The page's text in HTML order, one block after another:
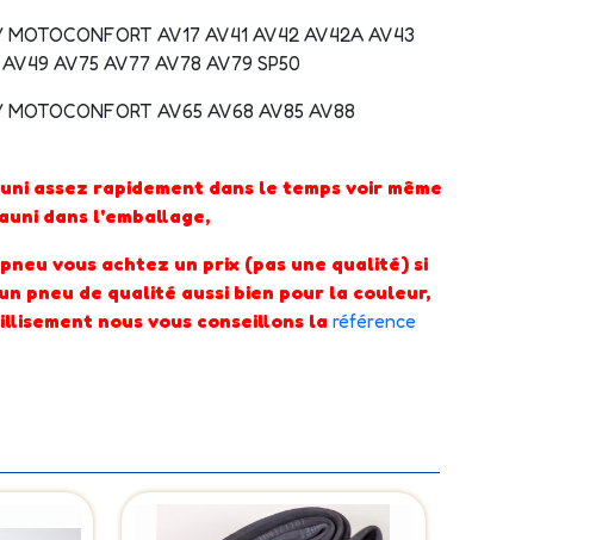
AV17 AV41 AV42 AV42A AV43
AV75 AV77 AV78 AV79 SP50
AV65 AV68 AV85 AV88
assez rapidement dans le temps voir même
dans l'emballage,
vous achtez un prix (pas une qualité) si
pneu de qualité aussi bien pour la couleur,
nous vous conseillons la référence